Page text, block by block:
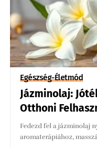
Egészség-Életmód
Jázminolaj:
Otthoni
Fedezd fel a jázminolaj
aromaterápiához,